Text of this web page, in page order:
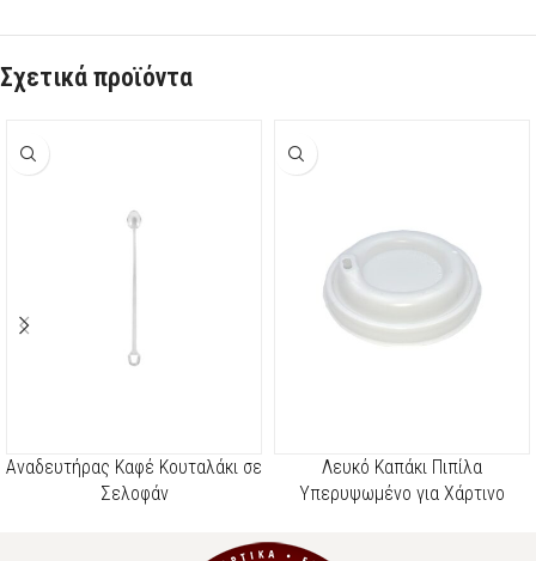
Σχετικά προϊόντα
Αναδευτήρας Καφέ Κουταλάκι σε
Σελοφάν
Λευκό Καπάκι Πιπίλα
Υπερυψωμένο για Χάρτινο